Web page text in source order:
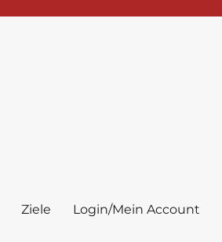
Ziele Login/Mein Account